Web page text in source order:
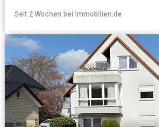
Seit 2 Wochen bei Immobilien.de